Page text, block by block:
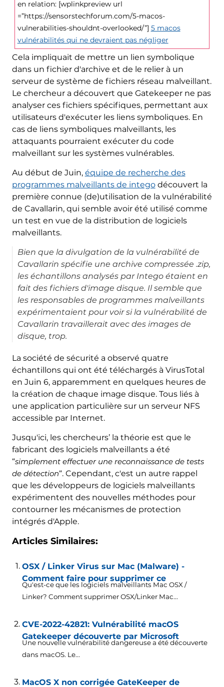
en relation: [wplinkpreview url
=”https://sensorstechforum.com/5-macos-
vulnerabilities-shouldnt-overlooked/”] 5 macos
vulnérabilités qui ne devraient pas négliger
Cela impliquait de mettre un lien symbolique
dans un fichier d'archive et de le relier à un
serveur de système de fichiers réseau malveillant.
Le chercheur a découvert que Gatekeeper ne pas
analyser ces fichiers spécifiques, permettant aux
utilisateurs d'exécuter les liens symboliques. En
cas de liens symboliques malveillants, les
attaquants pourraient exécuter du code
malveillant sur les systèmes vulnérables.
Au début de Juin, équipe de recherche des
programmes malveillants de integodécouvert la
première connue (de)utilisation de la vulnérabilité
de Cavallarin, qui semble avoir été utilisé comme
un test en vue de la distribution de logiciels
malveillants.
Bien que la divulgation de la vulnérabilité de
Cavallarin spécifie une archive compressée .zip,
les échantillons analysés par Intego étaient en
fait des fichiers d'image disque. Il semble que
les responsables de programmes malveillants
expérimentaient pour voir si la vulnérabilité de
Cavallarin travaillerait avec des images de
disque, trop.
La société de sécurité a observé quatre
échantillons qui ont été téléchargés à VirusTotal
en Juin 6, apparemment en quelques heures de
la création de chaque image disque. Tous liés à
une application particulière sur un serveur NFS
accessible par Internet.
Jusqu'ici, les chercheurs’ la théorie est que le
fabricant des logiciels malveillants a été
“simplement effectuer une reconnaissance de tests
de détection“. Cependant, c'est un autre rappel
que les développeurs de logiciels malveillants
expérimentent des nouvelles méthodes pour
contourner les mécanismes de protection
intégrés d'Apple.
Articles Similaires:
OSX / Linker Virus sur Mac (Malware) -
Comment faire pour supprimer ce
Qu'est-ce que les logiciels malveillants Mac OSX /
Linker? Comment supprimer OSX/Linker Mac...
CVE-2022-42821: Vulnérabilité macOS
Gatekeeper découverte par Microsoft
Une nouvelle vulnérabilité dangereuse a été découverte
dans macOS. Le...
MacOS X non corrigée GateKeeper de